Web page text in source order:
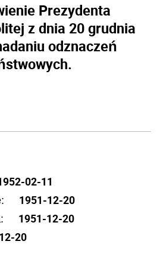
Prezydenta
z dnia 20 grudnia
odznaczeń
02-11
1951-12-20
1951-12-20
20